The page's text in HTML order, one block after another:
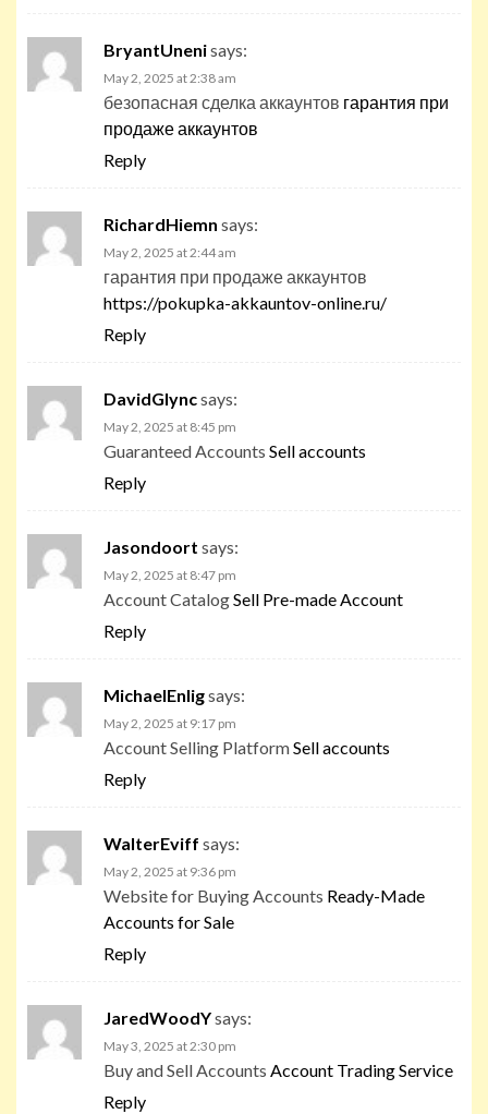
BryantUnenisays:
May 2, 2025 at 2:38 am
безопасная сделка аккаунтов гарантия при
продаже аккаунтов
Reply
RichardHiemn says:
May 2, 2025 at 2:44 am
гарантия при продаже аккаунтов
https://pokupka-akkauntov-online.ru/
Reply
DavidGlyncsays:
May 2, 2025 at 8:45 pm
Guaranteed Accounts Sell accounts
Reply
Jasondoort says:
May 2, 2025 at 8:47 pm
Account CatalogSell Pre-made Account
Reply
MichaelEnligsays:
May 2, 2025 at 9:17 pm
Account Selling PlatformSell accounts
Reply
WalterEviff says:
May 2, 2025 at 9:36 pm
Website for Buying Accounts Ready-Made
Accounts for Sale
Reply
JaredWoodYsays:
May 3, 2025 at 2:30 pm
Buy and Sell Accounts Account Trading Service
Reply